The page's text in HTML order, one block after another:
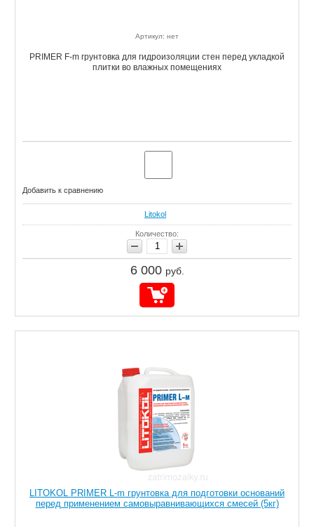
Артикул: нет
PRIMER F-m грунтовка для гидроизоляции стен перед укладкой
плитки во влажных помещениях
Добавить к сравнению
Litokol
Количество:
6 000 руб.
LITOKOL PRIMER L-m грунтовка для подготовки оснований
перед применением самовыравнивающихся смесей (5кг)